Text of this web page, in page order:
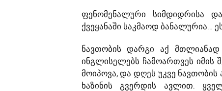
ფენომენალური სიმდიდრისა
ქვეყანაში საკმაოდ ბანალურია…
ნავთობის დარგი აქ
ინგლისელებს ჩამოართვეს იმის
მოიპოვა, და დღეს უკვე
ხაზინის გვერდის ავლით.